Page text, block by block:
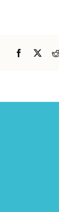
Facebook
X